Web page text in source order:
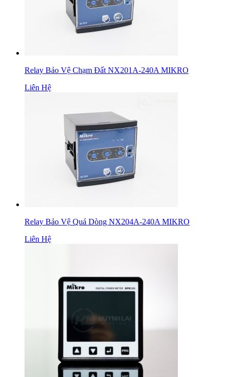
Relay Bảo Vệ Chạm Đất NX201A-240A MIKRO
Liên Hệ
Relay Bảo Vệ Quá Dòng NX204A-240A MIKRO
Liên Hệ